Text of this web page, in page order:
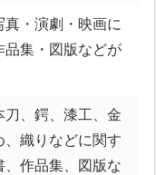
真・演劇・映画に
品集・図版などが
刀、鍔、漆工、金
、織りなどに関す
、作品集、図版な